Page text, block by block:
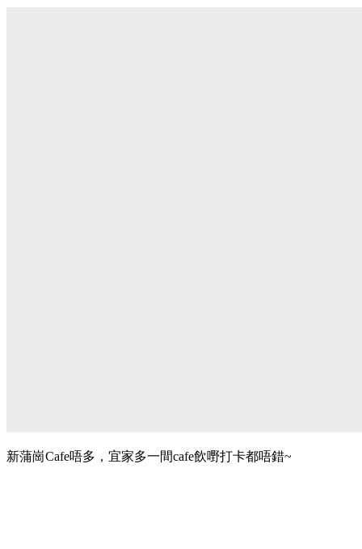
新蒲崗Cafe唔多，宜家多一間cafe飲嘢打卡都唔錯~